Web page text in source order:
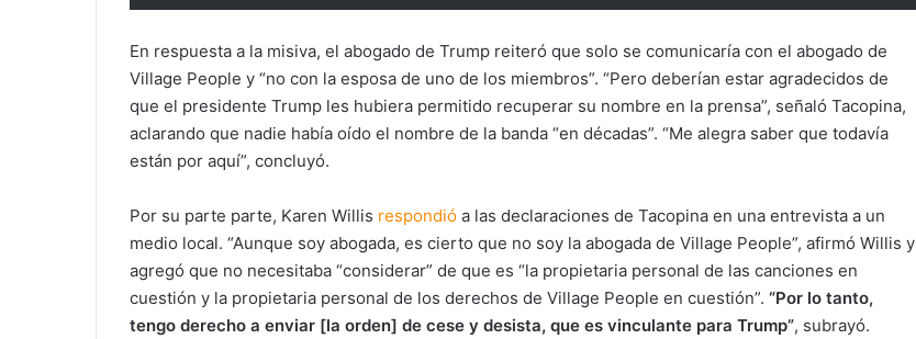
En respuesta a la misiva, el abogado de Trump reiteró que solo se comunicaría con el abogado de
Village People y “no con la esposa de uno de los miembros”. “Pero deberían estar agradecidos de
que el presidente Trump les hubiera permitido recuperar su nombre en la prensa”, señaló Tacopina,
aclarando que nadie había oído el nombre de la banda “en décadas”. “Me alegra saber que todavía
están por aquí”, concluyó.
Por su parte parte, Karen Willis respondió a las declaraciones de Tacopina en una entrevista a un
medio local. “Aunque soy abogada, es cierto que no soy la abogada de Village People”, afirmó Willis y
agregó que no necesitaba “considerar” de que es “la propietaria personal de las canciones en
cuestión y la propietaria personal de los derechos de Village People en cuestión”. “Por lo tanto,
tengo derecho a enviar [la orden] de cese y desista, que es vinculante para Trump”, subrayó.